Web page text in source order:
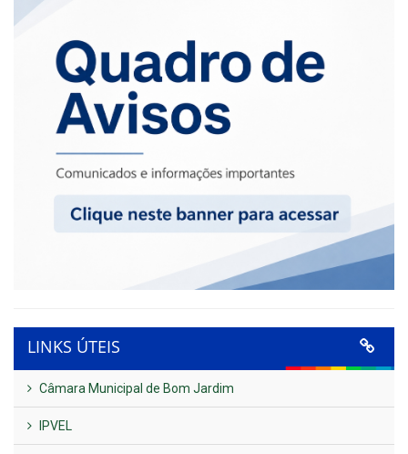
LINKS ÚTEIS
Câmara Municipal de Bom Jardim
IPVEL